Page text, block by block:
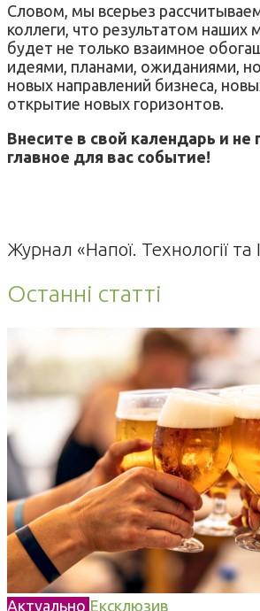
Словом, мы всерьез
коллеги, что результатом наших
будет не только взаимное
идеями, планами, ожиданиями,
новых направлений бизнеса,
открытие новых горизонтов.
Внесите в свой календарь и не
главное для вас событие!
Журнал «Напої. Технології та
Останні статті
Актуально Ексклюзив